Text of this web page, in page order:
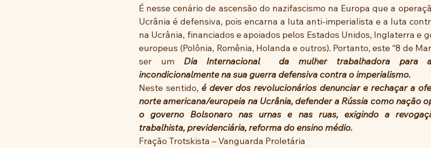
É nesse cenário de ascensão do nazifascismo na Europa que a
Ucrânia é defensiva, pois encarna a luta anti-imperialista e a luta
na Ucrânia, financiados e apoiados pelos Estados Unidos, Inglaterra e
europeus (Polônia, Romênia, Holanda e outros). Portanto, este “8 de
ser um Dia Internacional
da mulher trabalhadora para
incondicionalmente na sua guerra defensiva contra o imperialismo.
Neste sentido, é dever dos revolucionários denunciar e rechaçar a
norte americana/europeia na Ucrânia, defender a Rússia como nação
o governo Bolsonaro nas urnas e nas ruas, exigindo a
trabalhista, previdenciária, reforma do ensino médio.
Fração Trotskista – Vanguarda Proletária